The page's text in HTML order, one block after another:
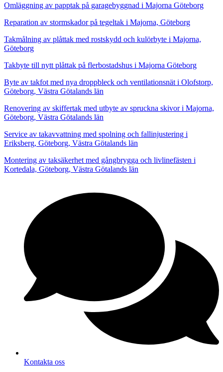
Omläggning av papptak på garagebyggnad i Majorna Göteborg
Reparation av stormskador på tegeltak i Majorna, Göteborg
Takmålning av plåttak med rostskydd och kulörbyte i Majorna,
Göteborg
Takbyte till nytt plåttak på flerbostadshus i Majorna Göteborg
Byte av takfot med nya droppbleck och ventilationsnät i Olofstorp,
Göteborg, Västra Götalands län
Renovering av skiffertak med utbyte av spruckna skivor i Majorna,
Göteborg, Västra Götalands län
Service av takavvattning med spolning och fallinjustering i
Eriksberg, Göteborg, Västra Götalands län
Montering av taksäkerhet med gångbrygga och livlinefästen i
Kortedala, Göteborg, Västra Götalands län
Kontakta oss